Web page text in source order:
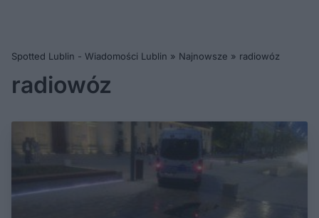
Spotted Lublin - Wiadomości Lublin » Najnowsze » radiowóz
radiowóz